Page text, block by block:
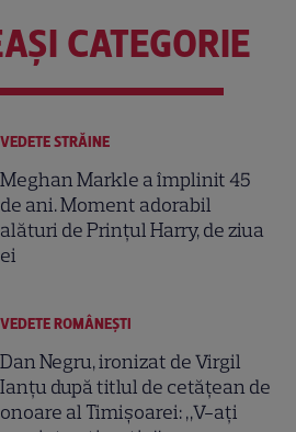
CATEGORIE
VEDETE STRĂINE
Meghan Markle a împlinit 45
de ani. Moment adorabil
alături de Prințul Harry, de ziua
ei
VEDETE ROMÂNEŞTI
Dan Negru, ironizat de Virgil
Ianțu după titlul de cetățean de
onoare al Timișoarei: „V-ați